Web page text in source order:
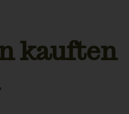
kauften